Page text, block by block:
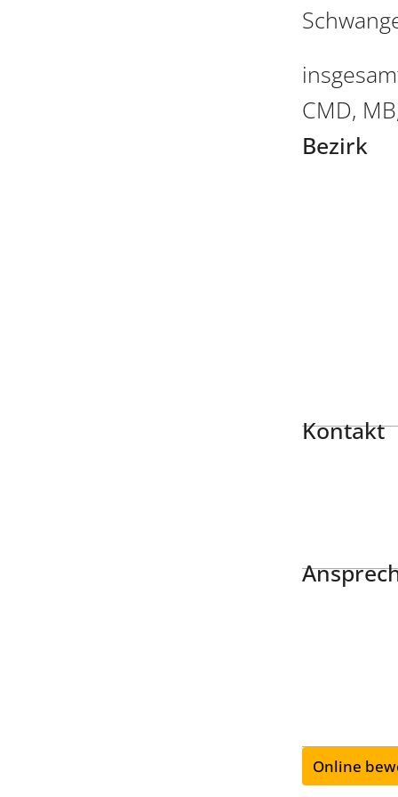
CMD,
Bezirk
Kontakt
Online